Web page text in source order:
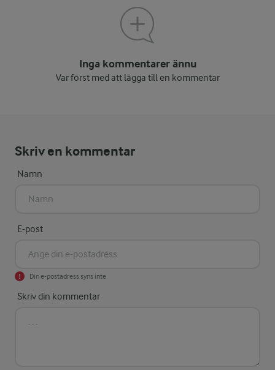
Inga kommentarer ännu
Var först med att lägga till en kommentar
Skriv en kommentar
Namn
E-post
Din e-postadress syns inte
Skriv din kommentar